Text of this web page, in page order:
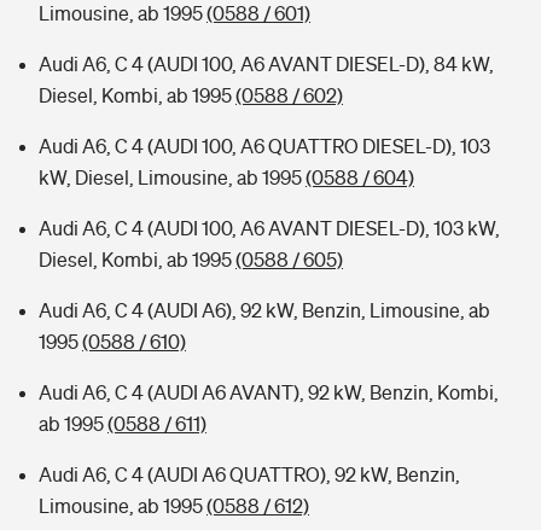
Limousine, ab 1995(0588 / 601)
Audi A6, C 4 (AUDI 100, A6 AVANT DIESEL-D), 84 kW,
Diesel, Kombi, ab 1995(0588 / 602)
Audi A6, C 4 (AUDI 100, A6 QUATTRO DIESEL-D), 103
kW, Diesel, Limousine, ab 1995(0588 / 604)
Audi A6, C 4 (AUDI 100, A6 AVANT DIESEL-D), 103 kW,
Diesel, Kombi, ab 1995(0588 / 605)
Audi A6, C 4 (AUDI A6), 92 kW, Benzin, Limousine, ab
1995(0588 / 610)
Audi A6, C 4 (AUDI A6 AVANT), 92 kW, Benzin, Kombi,
ab 1995(0588 / 611)
Audi A6, C 4 (AUDI A6 QUATTRO), 92 kW, Benzin,
Limousine, ab 1995(0588 / 612)